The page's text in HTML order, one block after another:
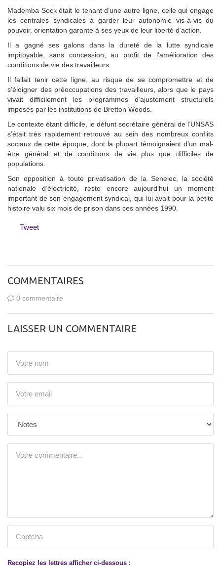
Mademba Sock était le tenant d’une autre ligne, celle qui engage
les centrales syndicales à garder leur autonomie vis-à-vis du
pouvoir, orientation garante à ses yeux de leur liberté d’action.
Il a gagné ses galons dans la dureté de la lutte syndicale
impitoyable, sans concession, au profit de l’amélioration des
conditions de vie des travailleurs.
Il fallait tenir cette ligne, au risque de se compromettre et de
s’éloigner des préoccupations des travailleurs, alors que le pays
vivait difficilement les programmes d’ajustement structurels
imposés par les institutions de Bretton Woods.
Le contexte étant difficile, le défunt secrétaire général de l’UNSAS
s’était très rapidement retrouvé au sein des nombreux conflits
sociaux de cette époque, dont la plupart témoignaient d’un mal-
être général et de conditions de vie plus que difficiles de
populations.
Son opposition à toute privatisation de la Senelec, la société
nationale d’électricité, reste encore aujourd’hui un moment
important de son engagement syndical, qui lui avait pour la petite
histoire valu six mois de prison dans ces années 1990.
Tweet
COMMENTAIRES
0 commentaire
LAISSER UN COMMENTAIRE
Recopiez les lettres afficher ci-dessous :